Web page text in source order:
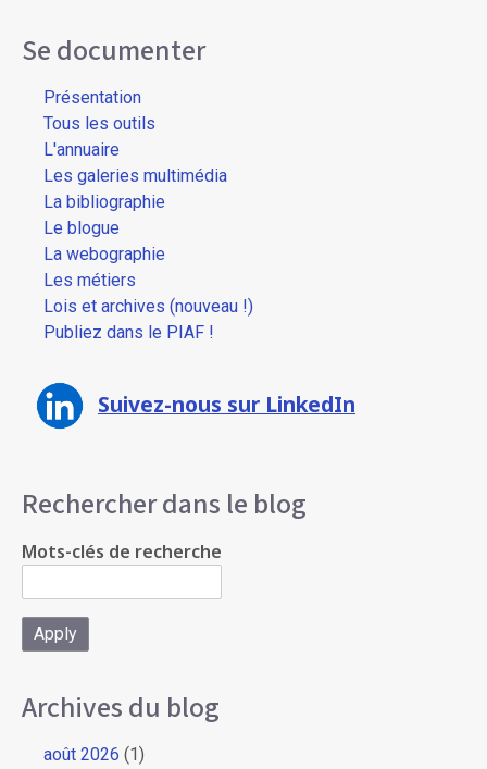
Se documenter
Présentation
Tous les outils
L'annuaire
Les galeries multimédia
La bibliographie
Le blogue
La webographie
Les métiers
Lois et archives (nouveau !)
Publiez dans le PIAF !
Suivez-nous sur LinkedIn
Rechercher dans le blog
Mots-clés de recherche
Archives du blog
août 2026 (1)